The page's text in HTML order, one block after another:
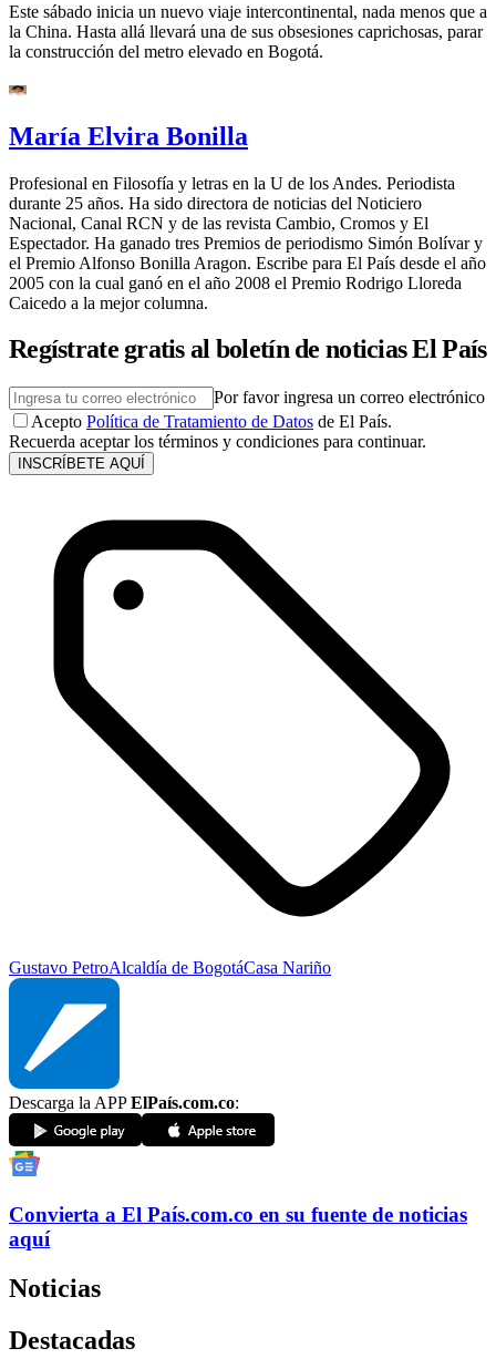
Este sábado inicia un nuevo viaje intercontinental, nada menos que a
la China. Hasta allá llevará una de sus obsesiones caprichosas, parar
la construcción del metro elevado en Bogotá.
María Elvira Bonilla
Profesional en Filosofía y letras en la U de los Andes. Periodista
durante 25 años. Ha sido directora de noticias del Noticiero
Nacional, Canal RCN y de las revista Cambio, Cromos y El
Espectador. Ha ganado tres Premios de periodismo Simón Bolívar y
el Premio Alfonso Bonilla Aragon. Escribe para El País desde el año
2005 con la cual ganó en el año 2008 el Premio Rodrigo Lloreda
Caicedo a la mejor columna.
Regístrate gratis al boletín de noticias El País
Por favor ingresa un correo electrónico
Acepto Política de Tratamiento de Datos de El País.
Recuerda aceptar los términos y condiciones para continuar.
INSCRÍBETE AQUÍ
Gustavo PetroAlcaldía de BogotáCasa Nariño
Descarga la APPElPaís.com.co:
Convierta a El País.com.co en su fuente de noticias
aquí
Noticias
Destacadas